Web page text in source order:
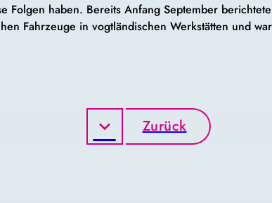
Folgen haben. Bereits Anfang September
Fahrzeuge in vogtländischen Werkstätten und
Zurück